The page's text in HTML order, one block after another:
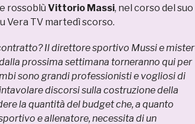
rossoblù Vittorio Massi, nel corso del suo
Vera TV martedì scorso.
Il direttore sportivo Mussi e mister
prossima settimana torneranno qui per
sono grandi professionisti e vogliosi di
discorsi sulla costruzione della
la quantità del budget che, a quanto
e allenatore, necessita di un